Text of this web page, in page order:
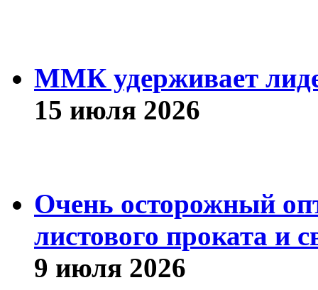
ММК удерживает
15 июля 2026
Очень осторожный
листового проката и
9 июля 2026